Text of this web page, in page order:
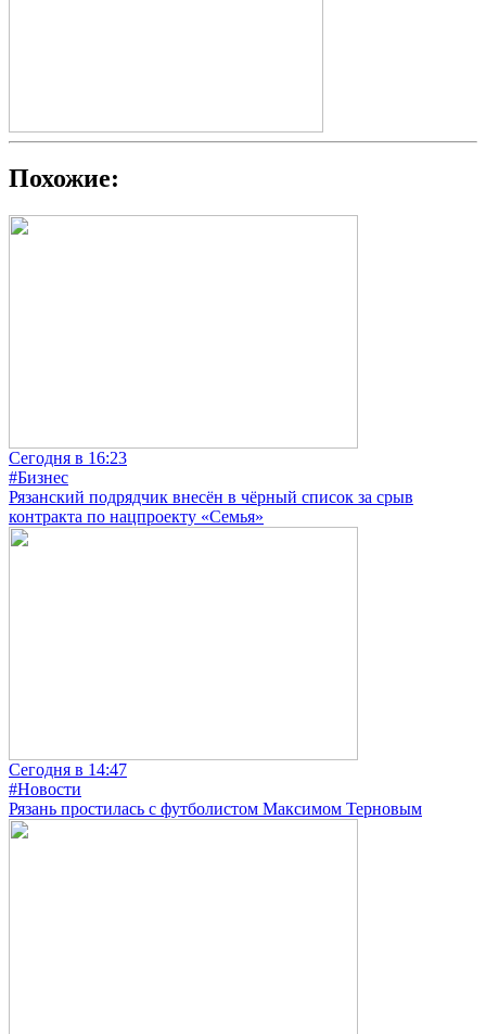
Похожие:
Сегодня в 16:23
#Бизнес
Рязанский подрядчик внесён в чёрный список за срыв
контракта по нацпроекту «Семья»
Сегодня в 14:47
#Новости
Рязань простилась с футболистом Максимом Терновым